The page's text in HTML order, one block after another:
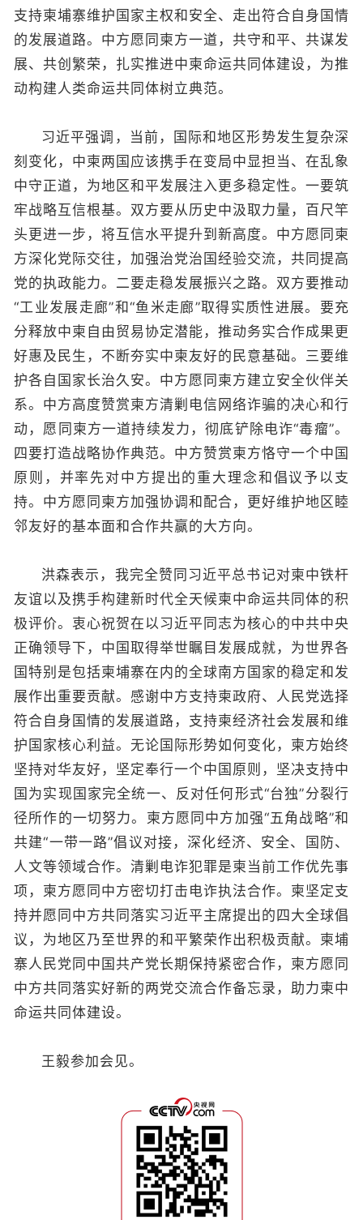
支持柬埔寨维护国家主权和安全、走出符合自身国情
的发展道路。中方愿同柬方一道，共守和平、共谋发
展、共创繁荣，扎实推进中柬命运共同体建设，为推
动构建人类命运共同体树立典范。
习近平强调，当前，国际和地区形势发生复杂深
刻变化，中柬两国应该携手在变局中显担当、在乱象
中守正道，为地区和平发展注入更多稳定性。一要筑
牢战略互信根基。双方要从历史中汲取力量，百尺竿
头更进一步，将互信水平提升到新高度。中方愿同柬
方深化党际交往，加强治党治国经验交流，共同提高
党的执政能力。二要走稳发展振兴之路。双方要推动
“工业发展走廊”和“鱼米走廊”取得实质性进展。要充
分释放中柬自由贸易协定潜能，推动务实合作成果更
好惠及民生，不断夯实中柬友好的民意基础。三要维
护各自国家长治久安。中方愿同柬方建立安全伙伴关
系。中方高度赞赏柬方清剿电信网络诈骗的决心和行
动，愿同柬方一道持续发力，彻底铲除电诈“毒瘤”。
四要打造战略协作典范。中方赞赏柬方恪守一个中国
原则，并率先对中方提出的重大理念和倡议予以支
持。中方愿同柬方加强协调和配合，更好维护地区睦
邻友好的基本面和合作共赢的大方向。
洪森表示，我完全赞同习近平总书记对柬中铁杆
友谊以及携手构建新时代全天候柬中命运共同体的积
极评价。衷心祝贺在以习近平同志为核心的中共中央
正确领导下，中国取得举世瞩目发展成就，为世界各
国特别是包括柬埔寨在内的全球南方国家的稳定和发
展作出重要贡献。感谢中方支持柬政府、人民党选择
符合自身国情的发展道路，支持柬经济社会发展和维
护国家核心利益。无论国际形势如何变化，柬方始终
坚持对华友好，坚定奉行一个中国原则，坚决支持中
国为实现国家完全统一、反对任何形式“台独”分裂行
径所作的一切努力。柬方愿同中方加强“五角战略”和
共建“一带一路”倡议对接，深化经济、安全、国防、
人文等领域合作。清剿电诈犯罪是柬当前工作优先事
项，柬方愿同中方密切打击电诈执法合作。柬坚定支
持并愿同中方共同落实习近平主席提出的四大全球倡
议，为地区乃至世界的和平繁荣作出积极贡献。柬埔
寨人民党同中国共产党长期保持紧密合作，柬方愿同
中方共同落实好新的两党交流合作备忘录，助力柬中
命运共同体建设。
王毅参加会见。